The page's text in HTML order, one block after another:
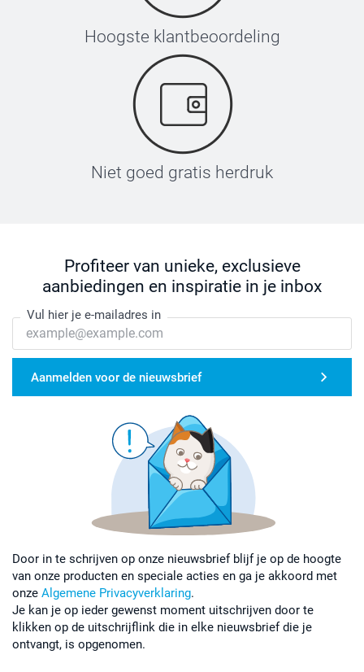
Hoogste klantbeoordeling
Niet goed gratis herdruk
Profiteer van unieke, exclusieve
aanbiedingen en inspiratie in je inbox
Vul hier je e-mailadres in
Aanmelden voor de nieuwsbrief
Door in te schrijven op onze nieuwsbrief blijf je op de hoogte
van onze producten en speciale acties en ga je akkoord met
onze Algemene Privacyverklaring.
Je kan je op ieder gewenst moment uitschrijven door te
klikken op de uitschrijflink die in elke nieuwsbrief die je
ontvangt, is opgenomen.